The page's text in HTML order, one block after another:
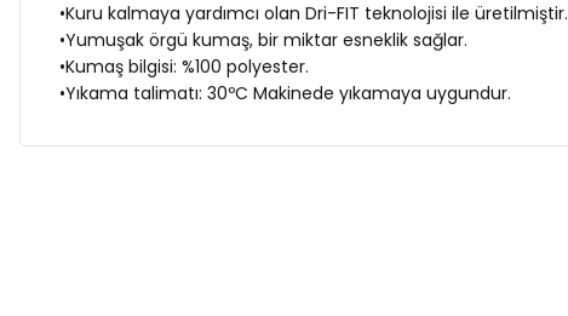
•Kuru kalmaya yardımcı olan Dri-FIT teknolojisi ile üretilmiştir.
•Yumuşak örgü kumaş, bir miktar esneklik sağlar.
•Kumaş bilgisi: %100 polyester.
•Yıkama talimatı: 30ºC Makinede yıkamaya uygundur.